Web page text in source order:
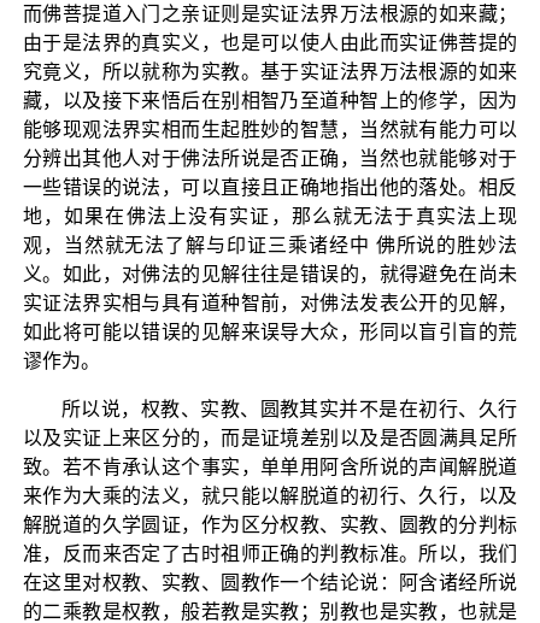
而佛菩提道入门之亲证则是实证法界万法根源的如来藏；
由于是法界的真实义，也是可以使人由此而实证佛菩提的
究竟义，所以就称为实教。基于实证法界万法根源的如来
藏，以及接下来悟后在别相智乃至道种智上的修学，因为
能够现观法界实相而生起胜妙的智慧，当然就有能力可以
分辨出其他人对于佛法所说是否正确，当然也就能够对于
一些错误的说法，可以直接且正确地指出他的落处。相反
地，如果在佛法上没有实证，那么就无法于真实法上现
观，当然就无法了解与印证三乘诸经中 佛所说的胜妙法
义。如此，对佛法的见解往往是错误的，就得避免在尚未
实证法界实相与具有道种智前，对佛法发表公开的见解，
如此将可能以错误的见解来误导大众，形同以盲引盲的荒
谬作为。
所以说，权教、实教、圆教其实并不是在初行、久行
以及实证上来区分的，而是证境差别以及是否圆满具足所
致。若不肯承认这个事实，单单用阿含所说的声闻解脱道
来作为大乘的法义，就只能以解脱道的初行、久行，以及
解脱道的久学圆证，作为区分权教、实教、圆教的分判标
准，反而来否定了古时祖师正确的判教标准。所以，我们
在这里对权教、实教、圆教作一个结论说：阿含诸经所说
的二乘教是权教，般若教是实教；别教也是实教，也就是